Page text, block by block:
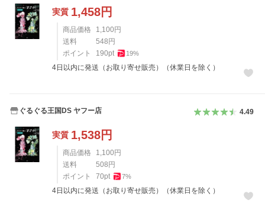
実質 1,458円
商品価格 1,100 円
送料
548 円
ポイント
190pt 19%
4日以内に発送（お取り寄せ販売）（休業日を除く）
ぐるぐる王国DS ヤフー店 4.49
実質 1,538円
商品価格 1,100 円
送料
508 円
ポイント
70pt 7%
4日以内に発送（お取り寄せ販売）（休業日を除く）